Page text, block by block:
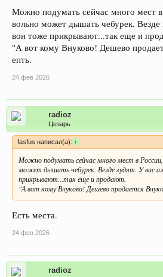
Можно подумать сейчас много мест
вольно может дышать чебурек. Везде
вон тоже прикрывают...так еще и
"А вот кому Внуково! Дешево
епть.
24 фев 2026
radioz
Цезарь
fasfus написал(а): ↑
Можно подумать сейчас много мест в России,
может дышать чебурек. Везде гудят. У вас
прикрывают...так еще и продают.
"А вот кому Внуково! Дешево продается
Есть места.
24 фев 2026
radioz